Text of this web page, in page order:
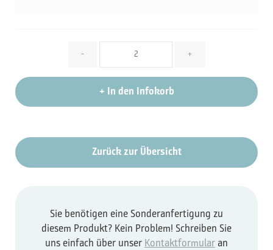
- +
+ In den Infokorb
Zurück zur Übersicht
Sie benötigen eine Sonderanfertigung zu
diesem Produkt? Kein Problem! Schreiben Sie
uns einfach über unser Kontaktformular an